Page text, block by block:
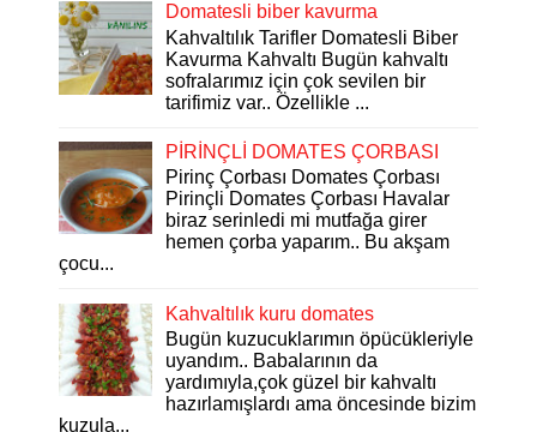
Domatesli biber kavurma
Kahvaltılık Tarifler Domatesli Biber
Kavurma Kahvaltı Bugün kahvaltı
sofralarımız için çok sevilen bir
tarifimiz var.. Özellikle ...
PİRİNÇLİ DOMATES ÇORBASI
Pirinç Çorbası Domates Çorbası
Pirinçli Domates Çorbası Havalar
biraz serinledi mi mutfağa girer
hemen çorba yaparım.. Bu akşam
çocu...
Kahvaltılık kuru domates
Bugün kuzucuklarımın öpücükleriyle
uyandım.. Babalarının da
yardımıyla,çok güzel bir kahvaltı
hazırlamışlardı ama öncesinde bizim
kuzula...